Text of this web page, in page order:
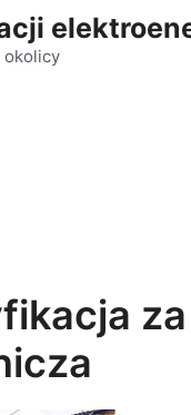
okolicy
za